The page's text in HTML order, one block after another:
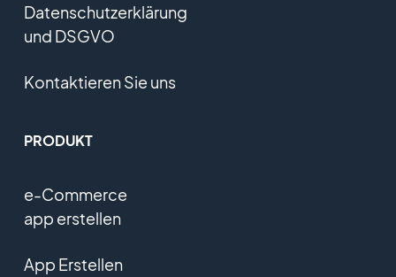
Datenschutzerklärung
und DSGVO
Kontaktieren Sie uns
PRODUKT
e-Commerce
app erstellen
App Erstellen